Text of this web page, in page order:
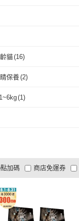
貓(16)
全齡貓
取消
保養(2)
毛髮保健眼睛保養
取消
(1)取消
加碼
宅配
電安心配
大家電快配
商店免運券
及以上